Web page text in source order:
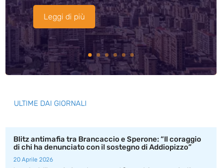
Leggi di più
ULTIME DAI GIORNALI
Blitz antimafia tra Brancaccio e Sperone: “Il coraggio
di chi ha denunciato con il sostegno di Addiopizzo”
20 Aprile 2026